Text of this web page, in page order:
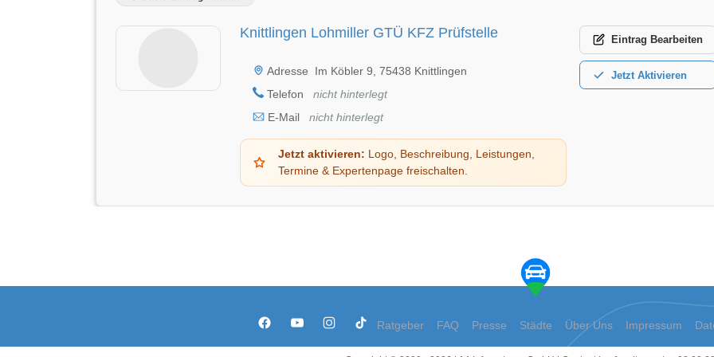
Knittlingen Lohmiller GTÜ KFZ Prüfstelle
Adresse
Im Köbler 9, 75438 Knittlingen
Telefon
nicht hinterlegt
E-Mail
nicht hinterlegt
Jetzt aktivieren: Logo, Beschreibung, Leistungen,
Termine & Expertenpage freischalten.
Eintrag Bearbeiten
Jetzt Aktivieren
Ratgeber FAQ Presse Städte Über Uns Impressum